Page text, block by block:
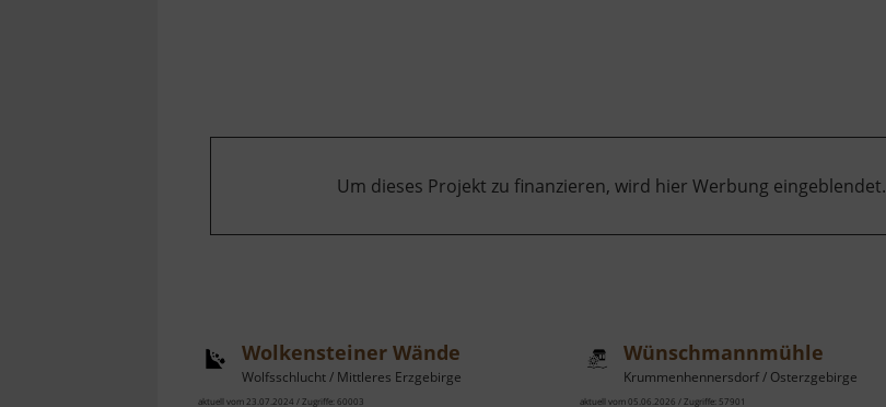
Um dieses Projekt zu finanzieren, wird hier Werbung eingeblendet.
Wolkensteiner Wände
Wolfsschlucht / Mittleres Erzgebirge
aktuell vom 23.07.2024 / Zugriffe: 60003
Wünschmannmühle
Krummenhennersdorf / Osterzgebirge
aktuell vom 05.06.2026 / Zugriffe: 57901